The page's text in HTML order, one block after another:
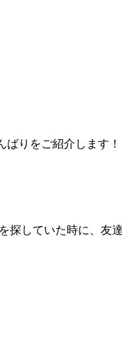
りをご紹介します！
していた時に、友